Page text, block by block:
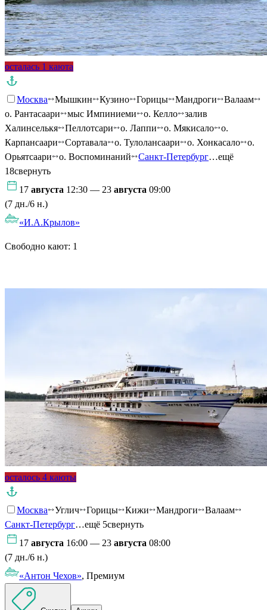
осталась 1 каюта
Москва Мышкин Кузино Горицы Мандроги
Валаам
о. Рантасаари
мыс Импиниеми о. Келло
залив
Халинселькя
Пеллотсари о. Лаппи о. Мякисало
о.
Карпансаари
Сортавала о. Тулолансаари о. Хонкасало
о.
Орьятсаари
о. Воспоминаний Санкт-Петербург…ещё
18свернуть
17 августа 12:30 — 23 августа 09:00
(7 дн./6 н.)
«И.А.Крылов»
Свободно кают: 1
осталось 4 каюты
Москва Углич Горицы Кижи Мандроги
Валаам
Санкт-Петербург…ещё 5свернуть
17 августа 16:00 — 23 августа 08:00
(7 дн./6 н.)
«Антон Чехов», Премиум